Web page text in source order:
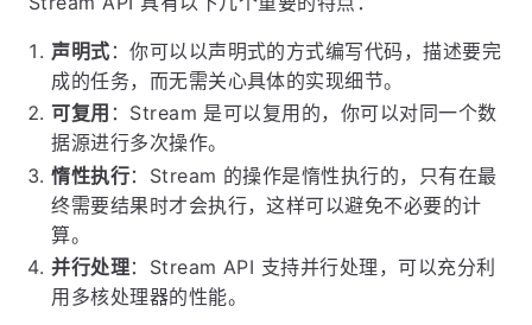
声明式 ：你可以以声明式的方式编写代码，描述要完
成的任务，而无需关心具体的实现细节。
可复用 ：Stream 是可以复用的，你可以对同一个数
据源进行多次操作。
惰性执行：Stream 的操作是惰性执行的，只有在最
终需要结果时才会执行，这样可以避免不必要的计
算。
并行处理：Stream API 支持并行处理，可以充分利
用多核处理器的性能。